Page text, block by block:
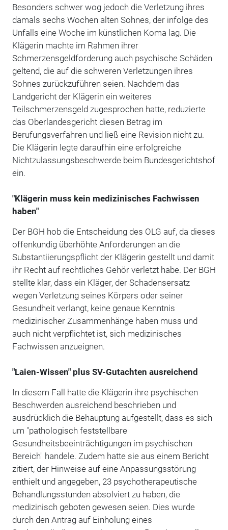
Besonders schwer wog jedoch die Verletzung ihres
damals sechs Wochen alten Sohnes, der infolge des
Unfalls eine Woche im künstlichen Koma lag. Die
Klägerin machte im Rahmen ihrer
Schmerzensgeldforderung auch psychische Schäden
geltend, die auf die schweren Verletzungen ihres
Sohnes zurückzuführen seien. Nachdem das
Landgericht der Klägerin ein weiteres
Teilschmerzensgeld zugesprochen hatte, reduzierte
das Oberlandesgericht diesen Betrag im
Berufungsverfahren und ließ eine Revision nicht zu.
Die Klägerin legte daraufhin eine erfolgreiche
Nichtzulassungsbeschwerde beim Bundesgerichtshof
ein.
"Klägerin muss kein medizinisches Fachwissen
haben"
Der BGH hob die Entscheidung des OLG auf, da dieses
offenkundig überhöhte Anforderungen an die
Substantiierungspflicht der Klägerin gestellt und damit
ihr Recht auf rechtliches Gehör verletzt habe. Der BGH
stellte klar, dass ein Kläger, der Schadensersatz
wegen Verletzung seines Körpers oder seiner
Gesundheit verlangt, keine genaue Kenntnis
medizinischer Zusammenhänge haben muss und
auch nicht verpflichtet ist, sich medizinisches
Fachwissen anzueignen.
"Laien-Wissen" plus SV-Gutachten ausreichend
In diesem Fall hatte die Klägerin ihre psychischen
Beschwerden ausreichend beschrieben und
ausdrücklich die Behauptung aufgestellt, dass es sich
um "pathologisch feststellbare
Gesundheitsbeeinträchtigungen im psychischen
Bereich" handele. Zudem hatte sie aus einem Bericht
zitiert, der Hinweise auf eine Anpassungsstörung
enthielt und angegeben, 23 psychotherapeutische
Behandlungsstunden absolviert zu haben, die
medizinisch geboten gewesen seien. Dies wurde
durch den Antrag auf Einholung eines